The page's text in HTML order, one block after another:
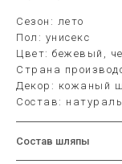
Сезон: лето
Пол: унисекс
Цвет: бежевый,
Страна
Декор: кожаный
Состав:
Состав шляпы